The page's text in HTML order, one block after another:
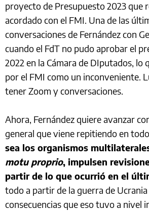
proyecto de Presupuesto 2023 que
acordado con el FMI. Una de las
conversaciones de Fernández con
cuando el FdT no pudo aprobar el
2022 en la Cámara de DIputados, lo
por el FMI como un inconveniente.
tener Zoom y conversaciones.
Ahora, Fernández quiere avanzar
general que viene repitiendo en
sea los organismos
motu proprio, impulsen
partir de lo que ocurrió en el
todo a partir de la guerra de Ucrania
consecuencias que eso tuvo a nivel